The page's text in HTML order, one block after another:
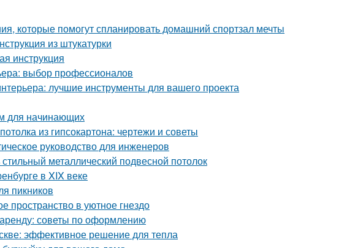
которые помогут спланировать домашний спортзал мечты
из штукатурки
инструкция
выбор профессионалов
лучшие инструменты для вашего проекта
для начинающих
из гипсокартона: чертежи и советы
руководство для инженеров
металлический подвесной потолок
в XIX веке
пикников
пространство в уютное гнездо
советы по оформлению
эффективное решение для тепла